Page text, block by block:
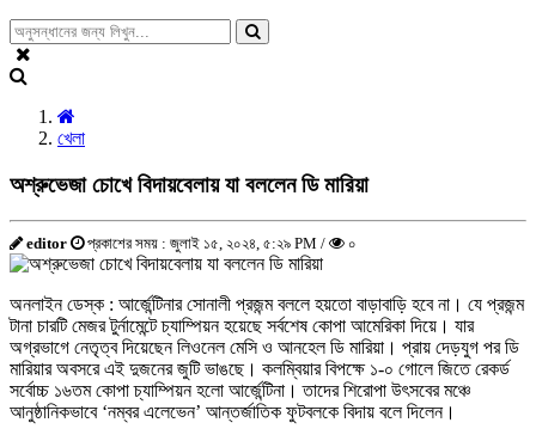
খেলা
অশ্রুভেজা চোখে বিদায়বেলায় যা বললেন ডি মারিয়া
editor প্রকাশের সময় : জুলাই ১৫, ২০২৪, ৫:২৯ PM / ০
অনলাইন ডেস্ক : আর্জেন্টিনার সোনালী প্রজন্ম বললে হয়তো বাড়াবাড়ি হবে না। যে প্রজন্ম
টানা চারটি মেজর টুর্নামেন্টে চ্যাম্পিয়ন হয়েছে সর্বশেষ কোপা আমেরিকা দিয়ে। যার
অগ্রভাগে নেতৃত্ব দিয়েছেন লিওনেল মেসি ও আনহেল ডি মারিয়া। প্রায় দেড়যুগ পর ডি
মারিয়ার অবসরে এই দুজনের জুটি ভাঙছে। কলম্বিয়ার বিপক্ষে ১-০ গোলে জিতে রেকর্ড
সর্বোচ্চ ১৬তম কোপা চ্যাম্পিয়ন হলো আর্জেন্টিনা। তাদের শিরোপা উৎসবের মঞ্চে
আনুষ্ঠানিকভাবে ‘নম্বর এলেভেন’ আন্তর্জাতিক ফুটবলকে বিদায় বলে দিলেন।